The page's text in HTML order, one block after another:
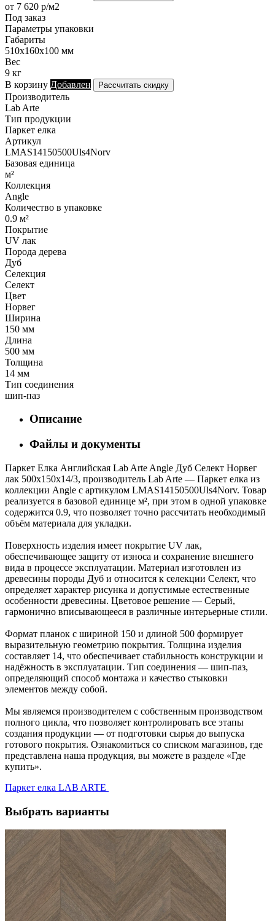
от 7 620 р/м2
Под заказ
Параметры упаковки
Габариты
510х160х100 мм
Вес
9 кг
В корзину Добавлен Рассчитать скидку
Производитель
Lab Arte
Тип продукции
Паркет елка
Артикул
LMAS14150500Uls4Norv
Базовая единица
м²
Коллекция
Angle
Количество в упаковке
0.9 м²
Покрытие
UV лак
Порода дерева
Дуб
Селекция
Селект
Цвет
Норвег
Ширина
150 мм
Длина
500 мм
Толщина
14 мм
Тип соединения
шип-паз
Описание
Файлы и документы
Паркет Елка Английская Lab Arte Angle Дуб Селект Норвег
лак 500х150х14/3, производитель Lab Arte — Паркет елка из
коллекции Angle с артикулом LMAS14150500Uls4Norv. Товар
реализуется в базовой единице м², при этом в одной упаковке
содержится 0.9, что позволяет точно рассчитать необходимый
объём материала для укладки.
Поверхность изделия имеет покрытие UV лак,
обеспечивающее защиту от износа и сохранение внешнего
вида в процессе эксплуатации. Материал изготовлен из
древесины породы Дуб и относится к селекции Селект, что
определяет характер рисунка и допустимые естественные
особенности древесины. Цветовое решение — Серый,
гармонично вписывающееся в различные интерьерные стили.
Формат планок с шириной 150 и длиной 500 формирует
выразительную геометрию покрытия. Толщина изделия
составляет 14, что обеспечивает стабильность конструкции и
надёжность в эксплуатации. Тип соединения — шип-паз,
определяющий способ монтажа и качество стыковки
элементов между собой.
Мы являемся производителем с собственным производством
полного цикла, что позволяет контролировать все этапы
создания продукции — от подготовки сырья до выпуска
готового покрытия. Ознакомиться со списком магазинов, где
представлена наша продукция, вы можете в разделе «Где
купить».
Паркет елка LAB ARTE
Выбрать варианты